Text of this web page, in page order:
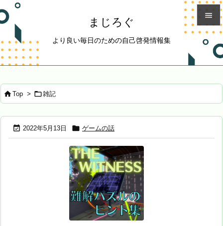
まじろぐ
より良い毎日のための自己啓発情報集


メニュ


Top > 雑記
 2022年5月13日  ゲームの話